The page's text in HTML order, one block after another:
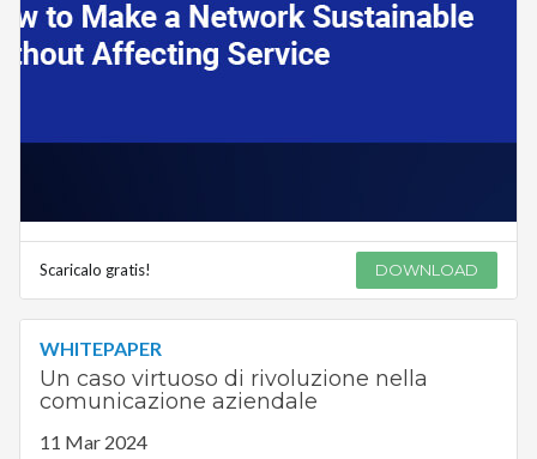
Scaricalo gratis! DOWNLOAD
WHITEPAPER
Un caso virtuoso di rivoluzione nella
comunicazione aziendale
11 Mar 2024